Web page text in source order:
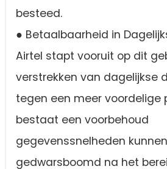
besteed.
● Betaalbaarheid in
Airtel stapt vooruit op dit
verstrekken van dagelijkse
tegen een meer voordelige
bestaat een voorbehoud
gegevenssnelheden
gedwarsboomd na het